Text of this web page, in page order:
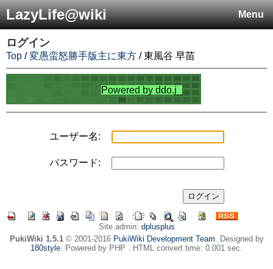
Menu
LazyLife@wiki
ログイン
Top /変愚蛮怒勝手版主に東方 / 東風谷 早苗
ユーザー名:
パスワード:
Site admin: dplusplus
PukiWiki 1.5.1© 2001-2016 PukiWiki Development Team. Designed by
180style. Powered by PHP . HTML convert time: 0.001 sec.